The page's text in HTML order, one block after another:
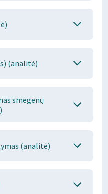
(analitė)
smegenų
(analitė)